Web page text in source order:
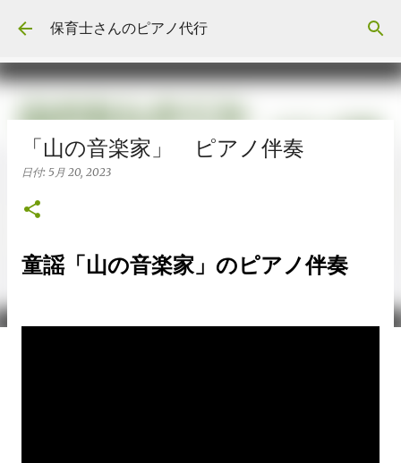
スキップしてメイン コンテンツに移動
保育士さんのピアノ代行
「山の音楽家」 ピアノ伴奏
日付: 5月 20, 2023
童謡「山の音楽家」のピアノ伴奏